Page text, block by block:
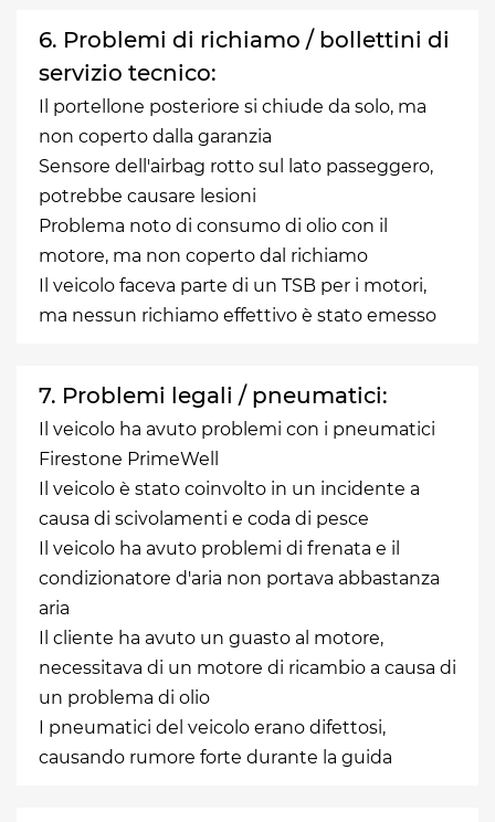
6. Problemi di richiamo / bollettini di
servizio tecnico:
Il portellone posteriore si chiude da solo, ma
non coperto dalla garanzia
Sensore dell'airbag rotto sul lato passeggero,
potrebbe causare lesioni
Problema noto di consumo di olio con il
motore, ma non coperto dal richiamo
Il veicolo faceva parte di un TSB per i motori,
ma nessun richiamo effettivo è stato emesso
7. Problemi legali / pneumatici:
Il veicolo ha avuto problemi con i pneumatici
Firestone PrimeWell
Il veicolo è stato coinvolto in un incidente a
causa di scivolamenti e coda di pesce
Il veicolo ha avuto problemi di frenata e il
condizionatore d'aria non portava abbastanza
aria
Il cliente ha avuto un guasto al motore,
necessitava di un motore di ricambio a causa di
un problema di olio
I pneumatici del veicolo erano difettosi,
causando rumore forte durante la guida